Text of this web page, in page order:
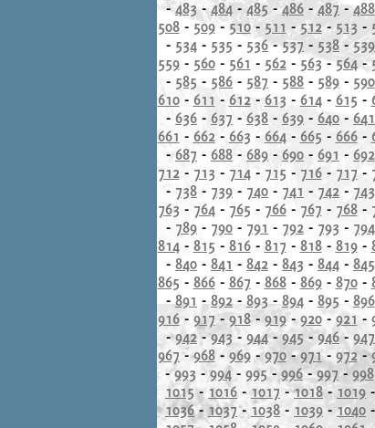
-483-484 -485 -486 - 487-488
508- 509-510- 511 -512- 513 -
- 534 - 535 - 536-537 - 538 -539
559- 560- 561 - 562- 563-564-
- 585 - 586 - 587 - 588 - 589 - 590
610- 611 - 612- 613 - 614- 615 -
- 636 - 637 - 638 - 639 - 640 - 641
661 - 662- 663 - 664- 665 - 666-
- 687 - 688 - 689 - 690 - 691 - 692
712- 713 - 714- 715 - 716- 717 -
- 738 - 739 - 740 - 741 - 742 - 743
763 - 764- 765 - 766- 767 - 768-
- 789 - 790 - 791 - 792 - 793 - 794
814- 815 - 816- 817 - 818- 819-
- 840 - 841 - 842 - 843 - 844 - 845
865 - 866- 867 - 868- 869- 870-
-891 -892 - 893- 894 - 895 - 896
916- 917 -918- 919- 920- 921 -
-942-943 - 944- 945 - 946- 947
967 -968- 969-970-971 - 972-
-993- 994- 995 -996-997 -998
1015- 1016 - 1017 -1018- 1019
1036- 1037- 1038 - 1039 -1040 -